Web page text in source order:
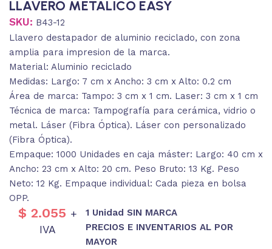
LLAVERO METALICO EASY
SKU: B43-12
Llavero destapador de aluminio reciclado, con zona
amplia para impresion de la marca.
Material: Aluminio reciclado
Medidas: Largo: 7 cm x Ancho: 3 cm x Alto: 0.2 cm
Área de marca: Tampo: 3 cm x 1 cm. Laser: 3 cm x 1 cm
Técnica de marca: Tampografía para cerámica, vidrio o
metal. Láser (Fibra Óptica). Láser con personalizado
(Fibra Óptica).
Empaque: 1000 Unidades en caja máster: Largo: 40 cm x
Ancho: 23 cm x Alto: 20 cm. Peso Bruto: 13 Kg. Peso
Neto: 12 Kg. Empaque individual: Cada pieza en bolsa
OPP.
$ 2.055 +
IVA
1 Unidad SIN MARCA
PRECIOS E INVENTARIOS AL POR
MAYOR